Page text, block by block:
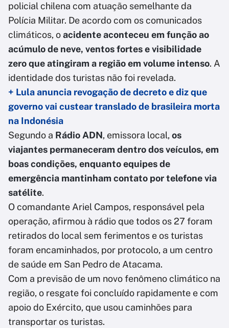
policial chilena com atuação semelhante da
Polícia Militar. De acordo com os comunicados
climáticos, oacidente aconteceu em função ao
acúmulo de neve, ventos fortes e visibilidade
zero que atingiram a região em volume intenso. A
identidade dos turistas não foi revelada.
+ Lula anuncia revogação de decreto e diz que
governo vai custear translado de brasileira morta
na Indonésia
Segundo a Rádio ADN, emissora local, os
viajantes permaneceram dentro dos veículos, em
boas condições, enquanto equipes de
emergência mantinham contato por telefone via
satélite.
O comandante Ariel Campos, responsável pela
operação, afirmou à rádio que todos os 27 foram
retirados do local sem ferimentos e os turistas
foram encaminhados, por protocolo, a um centro
de saúde em San Pedro de Atacama.
Com a previsão de um novo fenômeno climático na
região, o resgate foi concluído rapidamente e com
apoio do Exército, que usou caminhões para
transportar os turistas.